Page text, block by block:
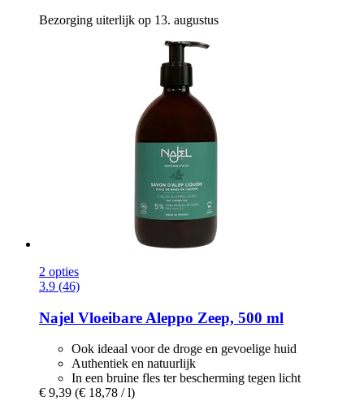
Bezorging uiterlijk op 13. augustus
2 opties
3.9 (46)
Najel Vloeibare Aleppo Zeep, 500 ml
Ook ideaal voor de droge en gevoelige huid
Authentiek en natuurlijk
In een bruine fles ter bescherming tegen licht
€ 9,39 (€ 18,78 / l)